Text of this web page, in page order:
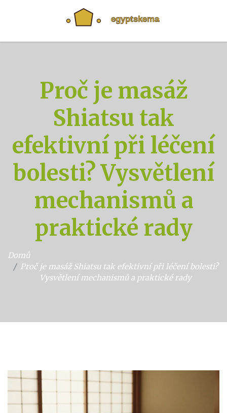
Proč je masáž
Shiatsu tak
efektivní při léčení
bolesti? Vysvětlení
mechanismů a
praktické rady
Domů
Proč je masáž Shiatsu tak efektivní při léčení bolesti?
Vysvětlení mechanismů a praktické rady